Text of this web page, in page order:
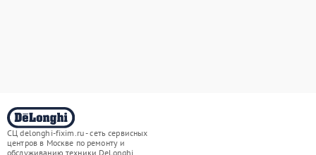
СЦ delonghi-fixim.ru - сеть сервисных
центров в Москве по ремонту и
обслуживанию техники DeLonghi